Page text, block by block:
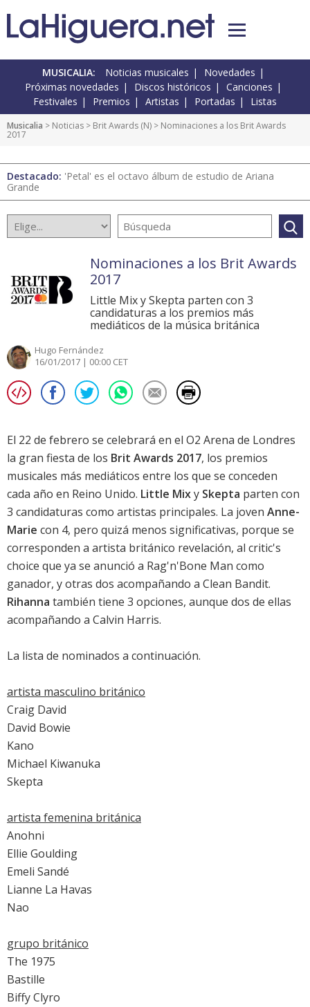
MUSICALIA: Noticias musicales
Novedades
Próximas novedades
Discos históricos
Canciones
Festivales
Premios Artistas Portadas Listas
Musicalia > Noticias > Brit Awards (N) > Nominaciones a los Brit Awards
2017
Destacado: 'Petal' es el octavo álbum de estudio de Ariana
Grande
Nominaciones a los Brit Awards
2017
Little Mix y Skepta parten con 3
candidaturas a los premios más
mediáticos de la música británica
Hugo Fernández
16/01/2017 | 00:00 CET
El 22 de febrero se celebrará en el O2 Arena de Londres
la gran fiesta de los Brit Awards 2017, los premios
musicales más mediáticos entre los que se conceden
cada año en Reino Unido. Little Mixy Skepta parten con
3 candidaturas como artistas principales. La joven Anne-
Marie con 4, pero quizá menos significativas, porque se
corresponden a artista británico revelación, al critic's
choice que ya se anunció a Rag'n'Bone Man como
ganador, y otras dos acompañando a Clean Bandit.
Rihanna también tiene 3 opciones, aunque dos de ellas
acompañando a Calvin Harris.
La lista de nominados a continuación.
artista masculino británico
Craig David
David Bowie
Kano
Michael Kiwanuka
Skepta
artista femenina británica
Anohni
Ellie Goulding
Emeli Sandé
Lianne La Havas
Nao
grupo británico
The 1975
Bastille
Biffy Clyro